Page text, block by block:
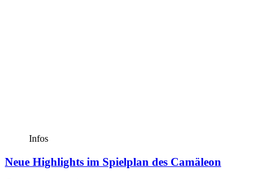
Infos
Neue Highlights im Spielplan des Camäleon